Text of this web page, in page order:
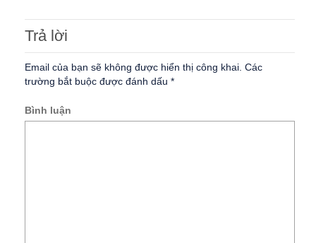
Trả lời
Email của bạn sẽ không được hiển thị công khai. Các
trường bắt buộc được đánh dấu *
Bình luận